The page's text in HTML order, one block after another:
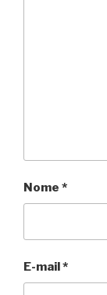
Nome *
E-mail *